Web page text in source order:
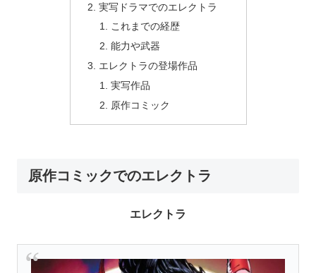
実写ドラマでのエレクトラ
これまでの経歴
能力や武器
エレクトラの登場作品
実写作品
原作コミック
原作コミックでのエレクトラ
エレクトラ